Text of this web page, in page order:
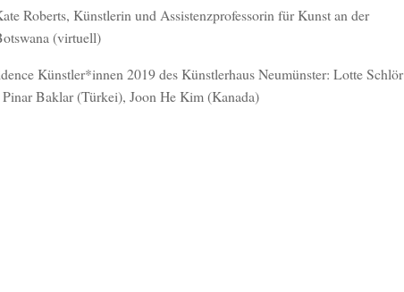
Roberts, Künstlerin und Assistenzprofessorin für Kunst an der
(virtuell)
Künstler*innen 2019 des Künstlerhaus Neumünster: Lotte Schlör
Baklar (Türkei), Joon He Kim (Kanada)